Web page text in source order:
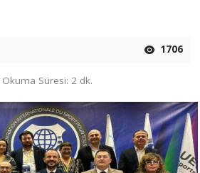
1706
Okuma Süresi: 2 dk.